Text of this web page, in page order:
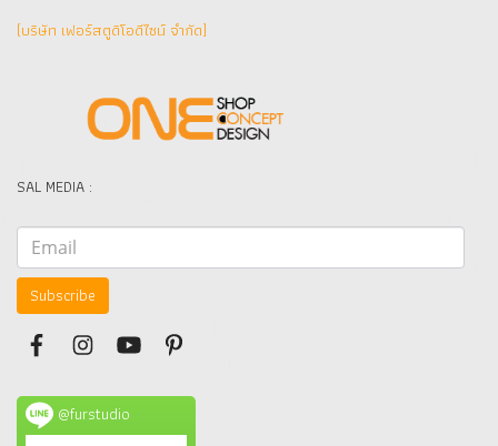
(บริษัท เฟอร์สตูดิโอดีไซน์ จำกัด]
SAL MEDIA :
Subscribe
@furstudio